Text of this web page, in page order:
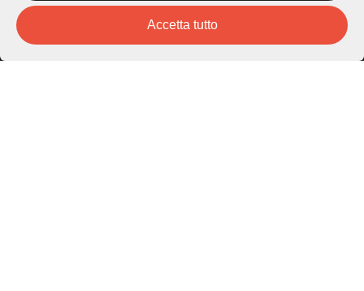
Archivio Lugano © 2026
patrimonio@lugano.ch
Accetta tutto